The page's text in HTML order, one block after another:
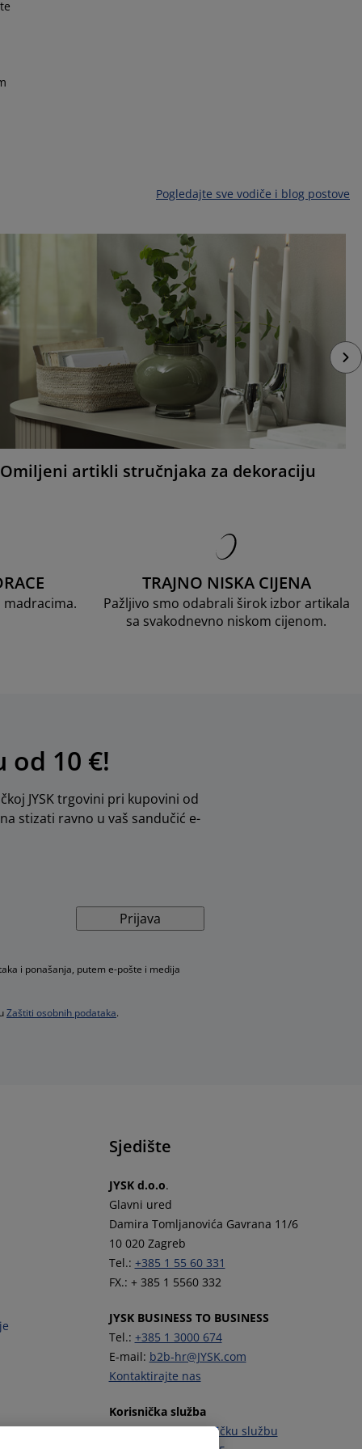
Pogledajte sve vodiče i blog postove
Omiljeni artikli stručnjaka za dekoraciju
madracima.
TRAJNO NISKA CIJENA
Pažljivo smo odabrali širok izbor artikala
sa svakodnevno niskom cijenom.
10 €!
JYSK trgovini pri kupovini od
stizati ravno u vaš sandučić e-
Prijava
i ponašanja, putem e-pošte i medija
Zaštiti osobnih podataka.
Sjedište
JYSK d.o.o.
Glavni ured
Damira Tomljanovića Gavrana 11/6
10 020 Zagreb
Tel.: +385 1 55 60 331
FX.: + 385 1 5560 332
JYSK BUSINESS TO BUSINESS
Tel.: +385 1 3000 674
E-mail: b2b-hr@JYSK.com
Kontaktirajte nas
Korisnička služba
Kontaktirajte Korisničku službu